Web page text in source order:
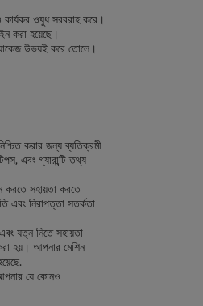
কার্যকর ওষুধ সরবরাহ করে।
করা হয়েছে।
উভয়ই করে তোলে।
করার জন্য ব্যতিক্রমী
এবং গ্যারান্টি তথ্য
করতে সহায়তা করতে
এবং নিরাপত্তা সতর্কতা
যত্ন নিতে সহায়তা
হয়। আপনার মেশিন
যে কোনও